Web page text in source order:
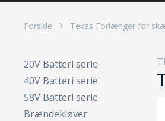
Forside Texas Forlænger for
20V Batteri serie
40V Batteri serie
58V Batteri serie
Brændekløver